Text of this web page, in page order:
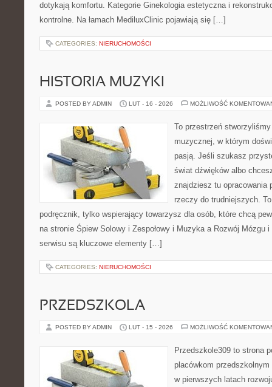
dotykają komfortu. Kategorie Ginekologia estetyczna i
kontrolne. Na łamach MediluxClinic pojawiają się […]
CATEGORIES: NIERUCHOMOŚCI
HISTORIA MUZYKI
POSTED BY ADMIN LUT - 16 - 2026 MOŻLIWOŚĆ
To przestrzeń
muzycznej, w którym
pasją. Jeśli szukasz
świat dźwięków albo
znajdziesz tu opracowania
rzeczy do trudniejszych.
podręcznik, tylko wspierający towarzysz dla osób, które chcą
na stronie Śpiew Solowy i Zespołowy i Muzyka a Rozwój Mózgu
serwisu są kluczowe elementy […]
CATEGORIES: NIERUCHOMOŚCI
PRZEDSZKOLA
POSTED BY ADMIN LUT - 15 - 2026 MOŻLIWOŚĆ
Przedszkole309 to strona
placówkom
w pierwszych latach